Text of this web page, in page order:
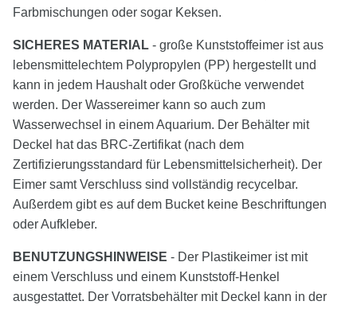
Farbmischungen oder sogar Keksen.
SICHERES MATERIAL - große Kunststoffeimer ist aus
lebensmittelechtem Polypropylen (PP) hergestellt und
kann in jedem Haushalt oder Großküche verwendet
werden. Der Wassereimer kann so auch zum
Wasserwechsel in einem Aquarium. Der Behälter mit
Deckel hat das BRC-Zertifikat (nach dem
Zertifizierungsstandard für Lebensmittelsicherheit). Der
Eimer samt Verschluss sind vollständig recycelbar.
Außerdem gibt es auf dem Bucket keine Beschriftungen
oder Aufkleber.
BENUTZUNGSHINWEISE - Der Plastikeimer ist mit
einem Verschluss und einem Kunststoff-Henkel
ausgestattet. Der Vorratsbehälter mit Deckel kann in der